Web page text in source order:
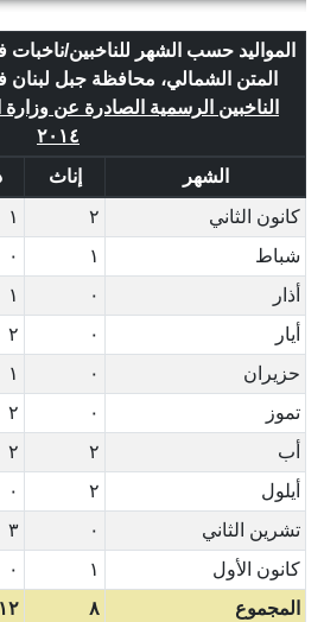
المواليد حسب الشهر للناخبين/ناخبات
المتن الشمالي، محافظة جبل
الناخبين الرسمية الصادرة عن وزارة
٢٠١٤
الشهر
إناث
كانون الثاني
٢ ١
شباط
١ ٠
أذار
٠ ١
أيار
٠ ٢
حزيران
٠ ١
تموز
٠ ٢
أب
٢ ٢
أيلول
٢ ٠
تشرين الثاني
٠ ٣
كانون الأول
١ ٠
المجموع
٨ ١٢